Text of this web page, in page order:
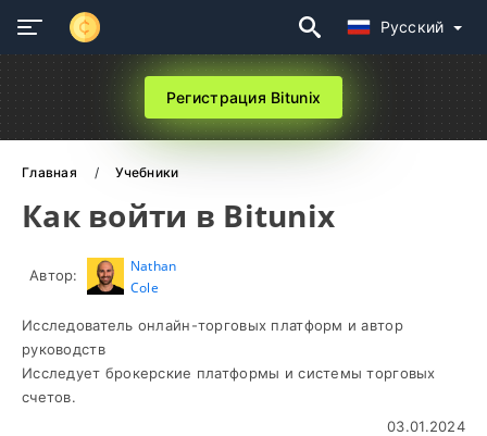
Русский
Регистрация Bitunix
Главная Учебники
Как войти в Bitunix
Автор:
Nathan
Cole
Исследователь онлайн-торговых платформ и автор
руководств
Исследует брокерские платформы и системы торговых
счетов.
03.01.2024